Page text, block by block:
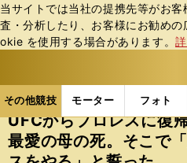
当サイトでは当社の提携先等がお
査・分析したり、お客様にお勧め
okie を使⽤する場合があります。
その他競技 モーター フォト
ス
ポ
ル
テ
その他競技の記事一覧
UFCからプロレスに復
最愛の母の死。そこで